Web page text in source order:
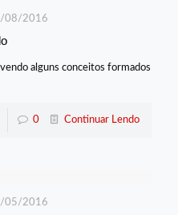
08/2016
alguns conceitos formados
0 Continuar Lendo
05/2016